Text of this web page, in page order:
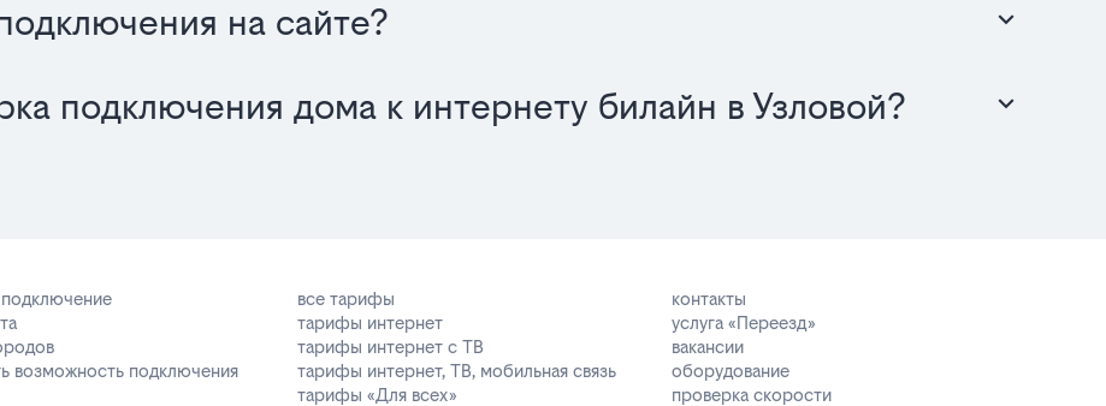
на сайте?
подключения дома к интернету билайн в Узловой?
подключение
возможность подключения
все тарифы
тарифы интернет
тарифы интернет с ТВ
тарифы интернет, ТВ, мобильная связь
тарифы «Для всех»
контакты
услуга «Переезд»
вакансии
оборудование
проверка скорости